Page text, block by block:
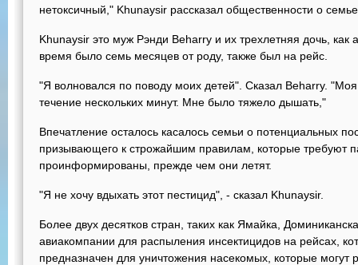
нетоксичный," Khunaysir рассказал общественности о
Khunaysir это муж Рэнди Beharry и их трехлетняя дочь, как
время было семь месяцев от роду, также был на рейс.
"Я волновался по поводу моих детей". Сказал Beharry.
течение нескольких минут. Мне было тяжело дышать,"
Впечатление осталось касалось семьи о потенциальных
призывающего к строжайшим правилам, которые требуют
проинформированы, прежде чем они летят.
"Я не хочу вдыхать этот пестицид", - сказал Khunaysir.
Более двух десятков стран, таких как Ямайка,
авиакомпании для распыления инсектицидов на рейсах,
предназначен для уничтожения насекомых, которые могут